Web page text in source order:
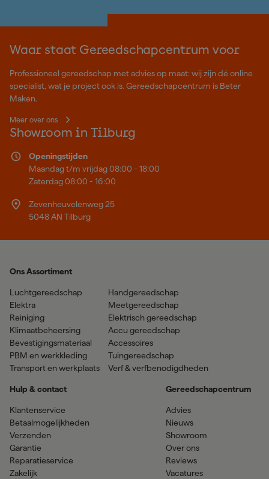
Waar staat Gereedschapcentrum voor
Professioneel gereedschap met advies op maat: wij zijn dé online
specialist, wat je project ook is. Gereedschapcentrum is Beter
Maken.
Meer over ons
Showroom in Tilburg
Openingstijden
Maandag t/m vrijdag 08:00 - 18:00
Zaterdag 08:00 - 16:00
Zevenheuvelenweg 25
5048 AN Tilburg
Ons Assortiment
Luchtgereedschap
Elektra
Reiniging
Klimaatbeheersing
Bevestigingsmateriaal
PBM en werkkleding
Transport en werkplaats
Handgereedschap
Meetgereedschap
Elektrisch gereedschap
Accu gereedschap
Accessoires
Tuingereedschap
Verf & verfbenodigdheden
Hulp & contact
Klantenservice
Betaalmogelijkheden
Verzenden
Garantie
Reparatieservice
Zakelijk
Gereedschapcentrum
Advies
Nieuws
Showroom
Over ons
Reviews
Vacatures